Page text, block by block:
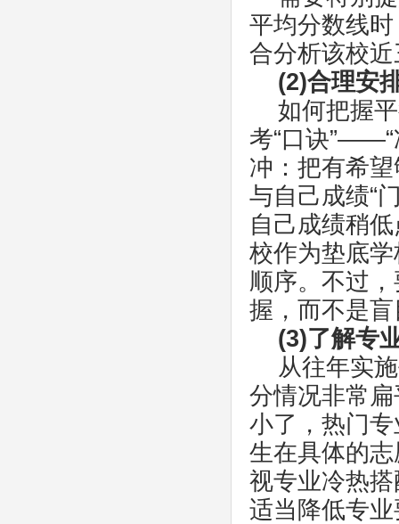
平均分数线
合分析该校
(2)合理安
如何把握
考“口诀”——“
冲：把有希
与自己成绩“
自己成绩稍
校作为垫底
顺序。不过
握，而不是
(3)了解专
从往年实
分情况非常
小了，热门
生在具体的
视专业冷热
适当降低专